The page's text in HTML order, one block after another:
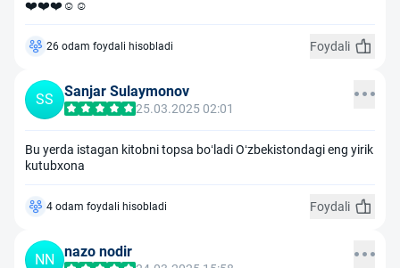
❤️❤️❤️☺️☺️
Foydali
26 odam foydali hisobladi
SS Sanjar Sulaymonov
25.03.2025 02:01
Bu yerda istagan kitobni topsa boʻladi Oʻzbekistondagi eng yirik
kutubxona
Foydali
4 odam foydali hisobladi
NN nazo nodir